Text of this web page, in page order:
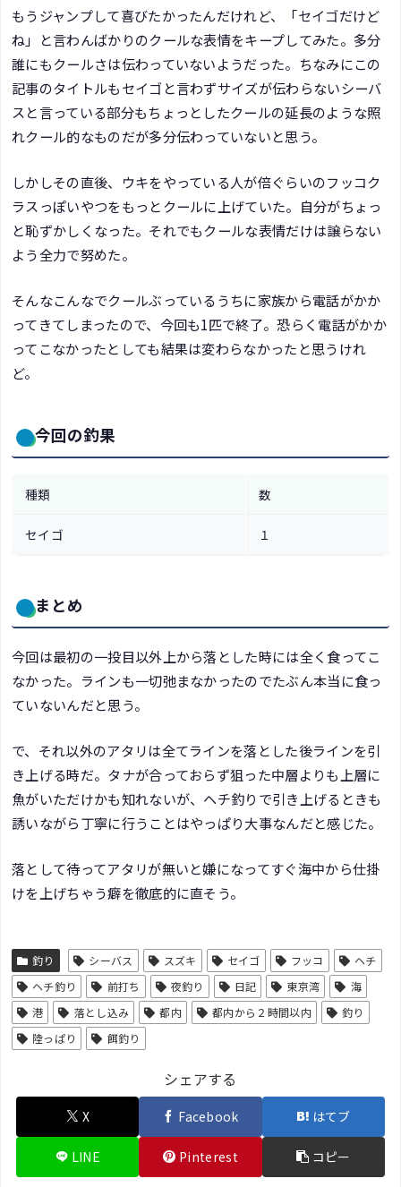
もうジャンプして喜びたかったんだけれど、「セイゴだけど
ね」と言わんばかりのクールな表情をキープしてみた。多分
誰にもクールさは伝わっていないようだった。ちなみにこの
記事のタイトルもセイゴと言わずサイズが伝わらないシーバ
スと言っている部分もちょっとしたクールの延長のような照
れクール的なものだが多分伝わっていないと思う。
しかしその直後、ウキをやっている人が倍ぐらいのフッコク
ラスっぽいやつをもっとクールに上げていた。自分がちょっ
と恥ずかしくなった。それでもクールな表情だけは譲らない
よう全力で努めた。
そんなこんなでクールぶっているうちに家族から電話がかか
ってきてしまったので、今回も1匹で終了。恐らく電話がかか
ってこなかったとしても結果は変わらなかったと思うけれ
ど。
今回の釣果
種類 数
セイゴ １
まとめ
今回は最初の一投目以外上から落とした時には全く食ってこ
なかった。ラインも一切弛まなかったのでたぶん本当に食っ
ていないんだと思う。
で、それ以外のアタリは全てラインを落とした後ラインを引
き上げる時だ。タナが合っておらず狙った中層よりも上層に
魚がいただけかも知れないが、ヘチ釣りで引き上げるときも
誘いながら丁寧に行うことはやっぱり大事なんだと感じた。
落として待ってアタリが無いと嫌になってすぐ海中から仕掛
けを上げちゃう癖を徹底的に直そう。
釣り シーバス スズキ セイゴ フッコ
ヘチ
ヘチ釣り
前打ち 夜釣り 日記 東京湾
海
港
落とし込み 都内 都内から２時間以内
釣り
陸っぱり
餌釣り
シェアする
X Facebook はてブ
LINE Pinterest コピー